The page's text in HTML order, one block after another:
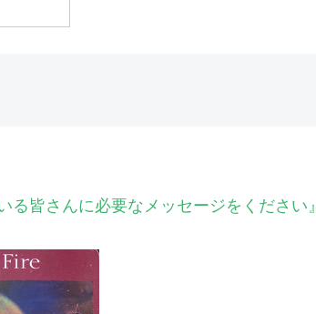
皆さんに必要なメッセージをください』